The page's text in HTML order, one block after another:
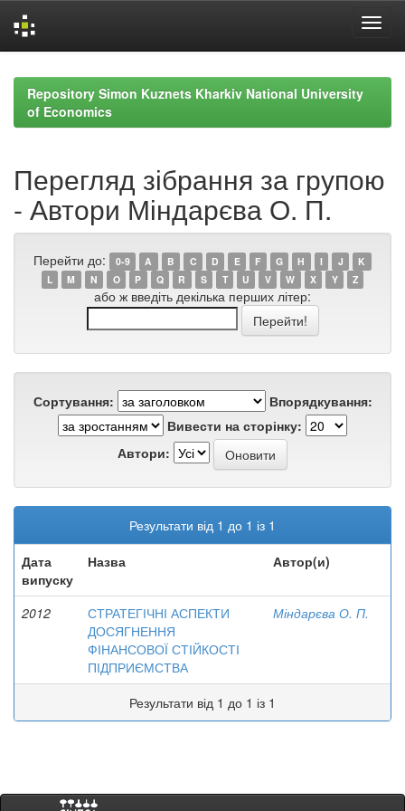
navigationRepository Simon Kuznets Kharkiv National University
of Economics
Перегляд зібрання за групою
- Автори Міндарєва О. П.
Перейти до: 0-9 A B C D E F G H I J
K
L
M N O P Q R S T U V W X Y Z
або ж введіть декілька перших літер:
Сортування:
Впорядкування:
Вивести на сторінку:
Автори:
Результати від 1 до 1 із 1
Дата
випуску
Назва Автор(и)
2012
СТРАТЕГІЧНІ АСПЕКТИ
ДОСЯГНЕННЯ
ФІНАНСОВОЇ СТІЙКОСТІ
ПІДПРИЄМСТВА
Міндарєва О. П.
Результати від 1 до 1 із 1